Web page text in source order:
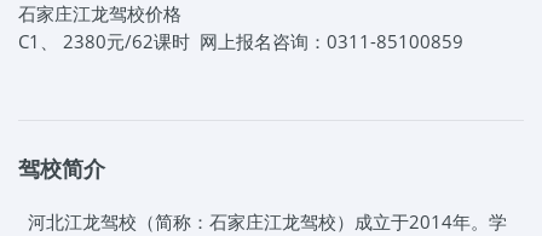
石家庄江龙驾校价格
C1、 2380元/62课时 网上报名咨询：0311-85100859
驾校简介
河北江龙驾校（简称：石家庄江龙驾校）成立于2014年。学